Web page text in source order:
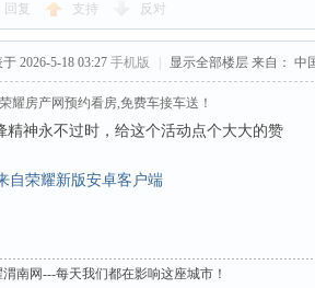
回复 支持 反对
2026-5-18 03:27 手机版 显示全部楼层 来自： 中
荣耀房产网预约看房,免费车接车送！
精神永不过时，给这个活动点个大大的赞
自荣耀新版安卓客户端
渭南网---每天我们都在影响这座城市！